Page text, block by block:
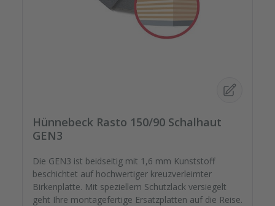
Hünnebeck Rasto 150/90 Schalhaut
GEN3
Die GEN3 ist beidseitig mit 1,6 mm Kunststoff
beschichtet auf hochwertiger kreuzverleimter
Birkenplatte. Mit speziellem Schutzlack versiegelt
geht Ihre montagefertige Ersatzplatten auf die Reise.